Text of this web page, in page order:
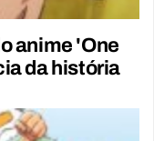
anime 'One
da história